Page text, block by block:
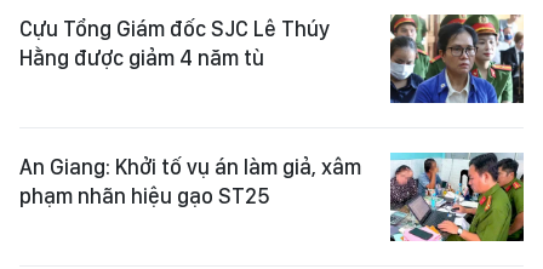
Cựu Tổng Giám đốc SJC Lê Thúy
Hằng được giảm 4 năm tù
An Giang: Khởi tố vụ án làm giả, xâm
phạm nhãn hiệu gạo ST25